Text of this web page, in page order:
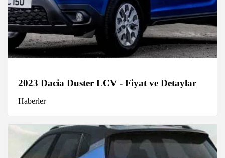
2023 Dacia Duster LCV - Fiyat ve Detaylar
Haberler